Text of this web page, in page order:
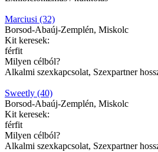
Marciusi (32)
Borsod-Abaúj-Zemplén, Miskolc
Kit keresek:
férfit
Milyen célból?
Alkalmi szexkapcsolat, Szexpartner
Sweetly (40)
Borsod-Abaúj-Zemplén, Miskolc
Kit keresek:
férfit
Milyen célból?
Alkalmi szexkapcsolat, Szexpartner